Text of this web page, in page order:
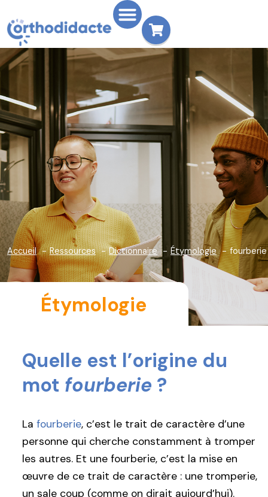
Accueil Ressources Dictionnaire Étymologie fourberie
Étymologie
Quelle est l’origine du
mot fourberie ?
La fourberie, c’est le trait de caractère d’une
personne qui cherche constamment à tromper
les autres. Et une fourberie, c’est la mise en
œuvre de ce trait de caractère : une tromperie,
un sale coup (comme on dirait aujourd’hui).